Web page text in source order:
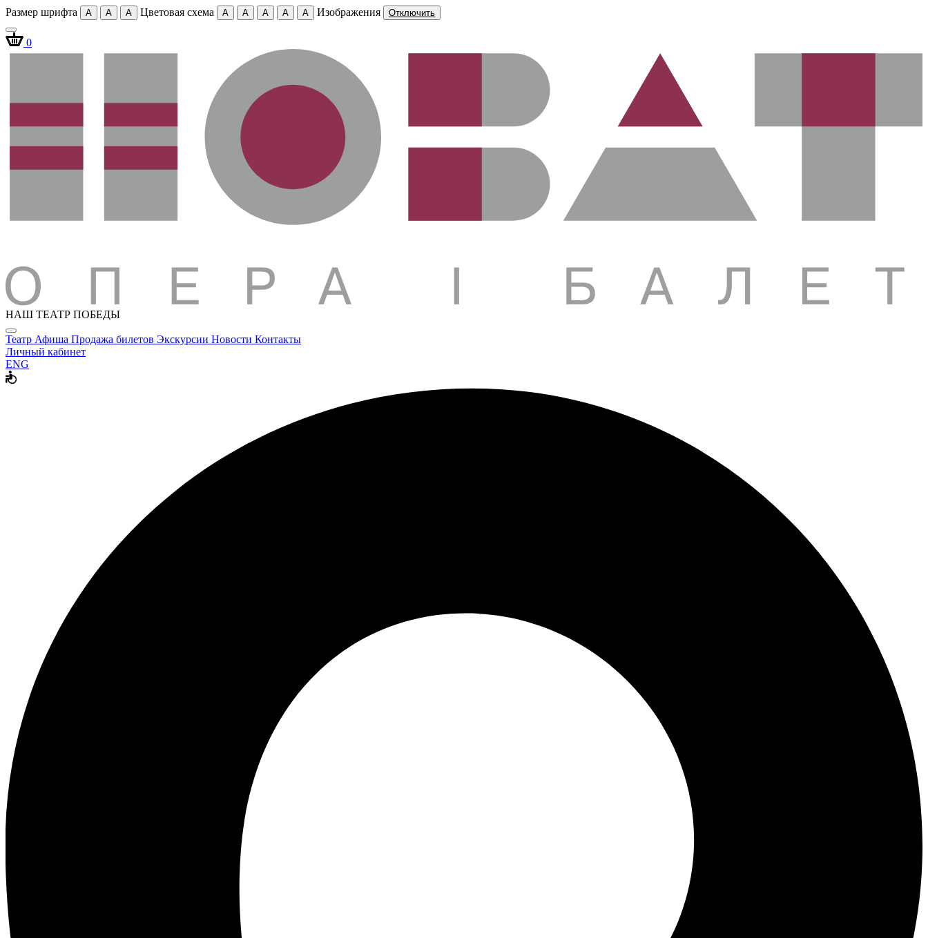
Размер шрифта A A A Цветовая схема A A A A A Изображения Отключить
0
НАШ ТЕАТР ПОБЕДЫ
Театр Афиша Продажа билетов Экскурсии Новости Контакты
Личный кабинет
ENG